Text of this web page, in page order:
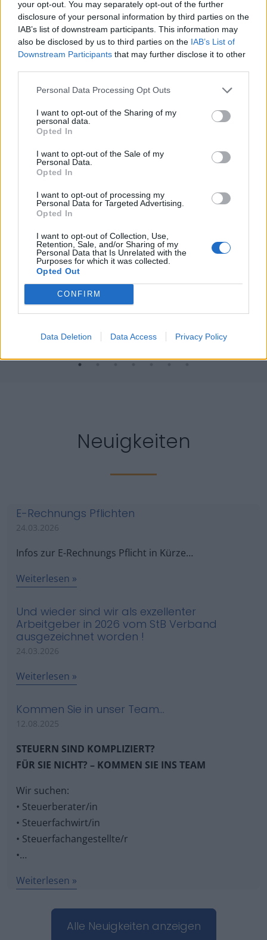
your opt-out. You may separately opt-out of the further
disclosure of your personal information by third parties on the
IAB’s list of downstream participants. This information may
also be disclosed by us to third parties on the IAB’s List of
Downstream Participants that may further disclose it to other
Personal Data Processing Opt Outs
I want to opt-out of the Sharing of my
personal data.
Opted In
I want to opt-out of the Sale of my
Personal Data.
Opted In
I want to opt-out of processing my
Personal Data for Targeted Advertising.
Opted In
I want to opt-out of Collection, Use,
Retention, Sale, and/or Sharing of my
Personal Data that Is Unrelated with the
Purposes for which it was collected.
Opted Out
CONFIRM
Data Deletion Data Access Privacy Policy
Unsere Leistungen
Grundlage für eine ordnungsgemäße
Buchführung ist die gewissenhafte
Sammlung aller Belege Ihres Unternehmens.
Neuigkeiten
E-Rechnungs Pflichten
24.03.2026
Infos zur E-Rechnungs Pflicht in Kürze…
Weiterlesen
Und wieder sind wir als exzellenter
Arbeitgeber in 2026 vom StB Verband
ausgezeichnet worden !
24.03.2026
Weiterlesen
Kommen Sie in unser Team…
12.08.2025
STEUERN SIND KOMPLIZIERT?
FÜR SIE NICHT? – KOMMEN SIE INS TEAM
Wir suchen:
• Steuerberater/in
• Steuerfachwirt/in
• Steuerfachangestellte/r
•…
Weiterlesen
Alle Neuigkeiten anzeigen